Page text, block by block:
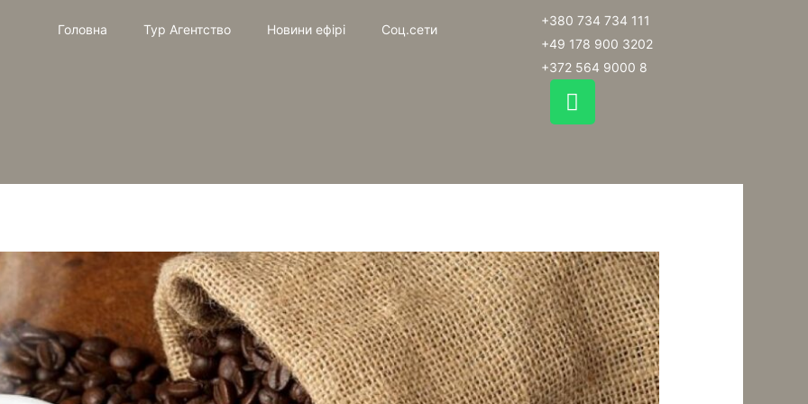
Головна Тур Агентство Новини ефірі Соц.сети
+380 734 734 111
+49 178 900 3202
+372 564 9000 8
W
h
s
p